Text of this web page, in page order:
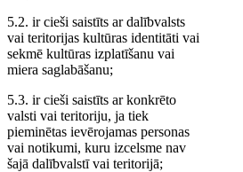
5.2. ir cieši saistīts ar dalībvalsts
vai teritorijas kultūras identitāti vai
sekmē kultūras izplatīšanu vai
miera saglabāšanu;
5.3. ir cieši saistīts ar konkrēto
valsti vai teritoriju, ja tiek
pieminētas ievērojamas personas
vai notikumi, kuru izcelsme nav
šajā dalībvalstī vai teritorijā;